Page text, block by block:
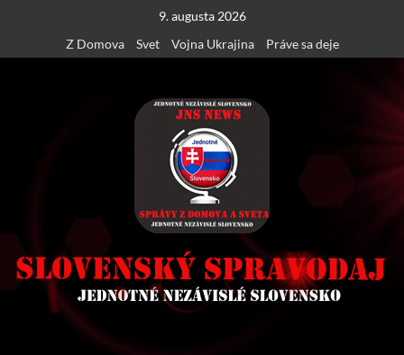
content
9. augusta 2026
Z Domova
Svet Vojna Ukrajina Práve sa deje